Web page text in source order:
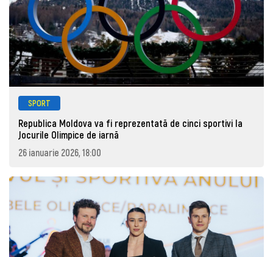
SPORT
Republica Moldova va fi reprezentată de cinci sportivi la
Jocurile Olimpice de iarnă
26 ianuarie 2026, 18:00